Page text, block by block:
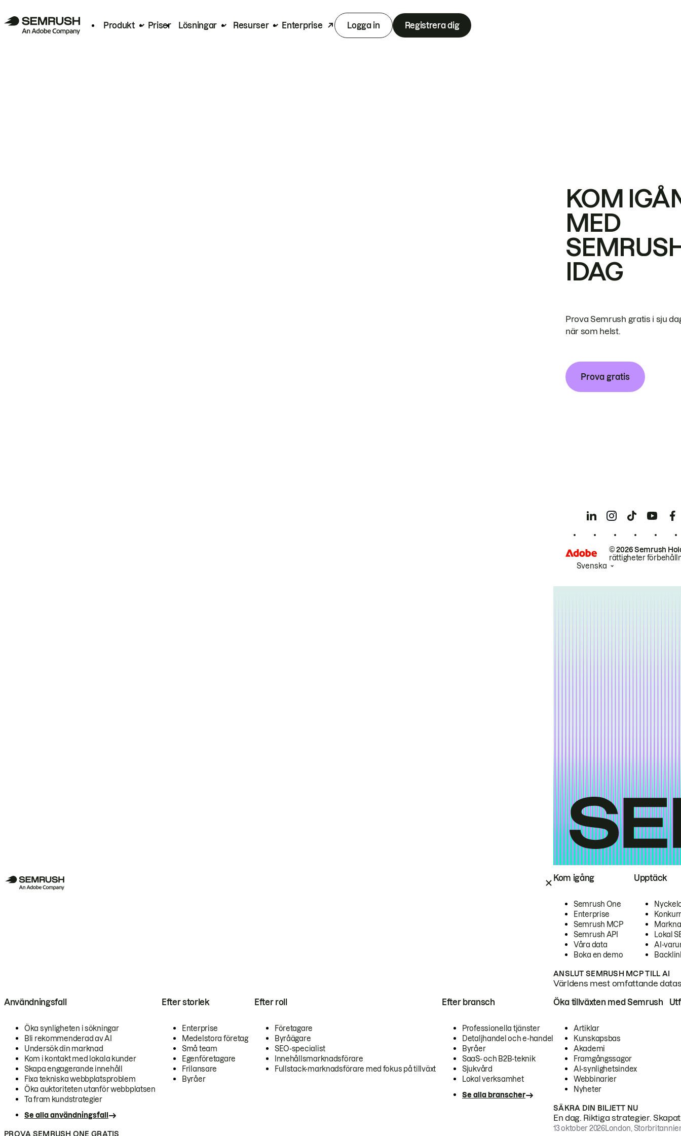
Produkt Priser Lösningar Resurser Enterprise Logga in Registrera dig
Kom igång
Semrush One
Enterprise
Semrush MCP
Semrush API
Våra data
Boka en demo
Upptäck
Lokal
AI-
ANSLUT SEMRUSH MCP TILL AI
Världens mest omfattande
Användningsfall
Öka synligheten i sökningar
Bli rekommenderad av AI
Undersök din marknad
Kom i kontakt med lokala kunder
Skapa engagerande innehåll
Fixa tekniska webbplatsproblem
Öka auktoriteten utanför webbplatsen
Ta fram kundstrategier
Se alla användningsfall
Efter storlek
Enterprise
Medelstora företag
Små team
Egenföretagare
Frilansare
Byråer
Efter roll
Företagare
Byråägare
SEO-specialist
Innehållsmarknadsförare
Fullstack-marknadsförare med fokus på tillväxt
Efter bransch
Professionella tjänster
Detaljhandel och e-handel
Byråer
SaaS- och B2B-teknik
Sjukvård
Lokal verksamhet
Se alla branscher
PROVA SEMRUSH ONE GRATIS
Öka tillväxten med Semrush
Artiklar
Kunskapsbas
Akademi
Framgångssagor
AI-synlighetsindex
Webbinarier
Nyheter
SÄKRA DIN BILJETT NU
En dag. Riktiga strategier.
13 oktober 2026London,
KOM
MED
IDAG
Prova Semrush gratis i sju
när som helst.
Prova gratis
© 2026 Semrush
rättigheter
Svenska